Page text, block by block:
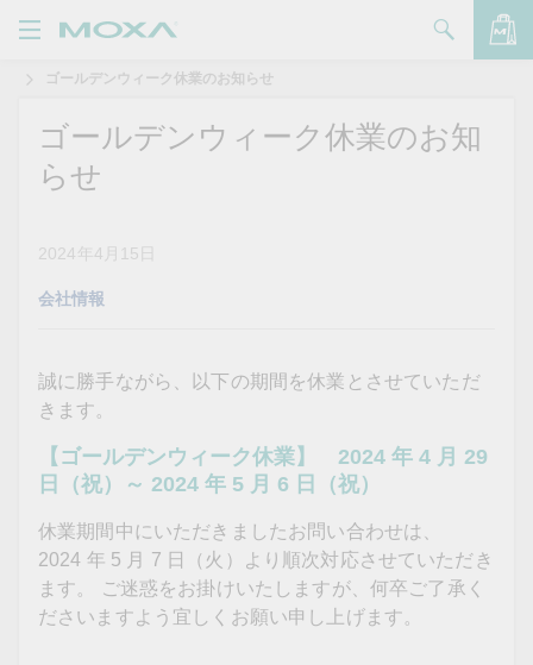
品
リューション
ポート
入方法
について
ートナー・ゾーン
Moxa
ゴールデンウィーク休業のお知らせ
ゴールデンウィーク休業のお知
らせ
2024年4月15日
会社情報
誠に勝手ながら、以下の期間を休業とさせていただ
きます。
【ゴールデンウィーク休業】 2024 年 4 月 29
日（祝）～ 2024 年 5 月 6 日（祝）
休業期間中にいただきましたお問い合わせは、
2024 年 5 月 7 日（火）より順次対応させていただき
ます。 ご迷惑をお掛けいたしますが、何卒ご了承く
ださいますよう宜しくお願い申し上げます。
バッグを見る